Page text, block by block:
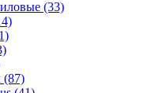
(33)
(87)